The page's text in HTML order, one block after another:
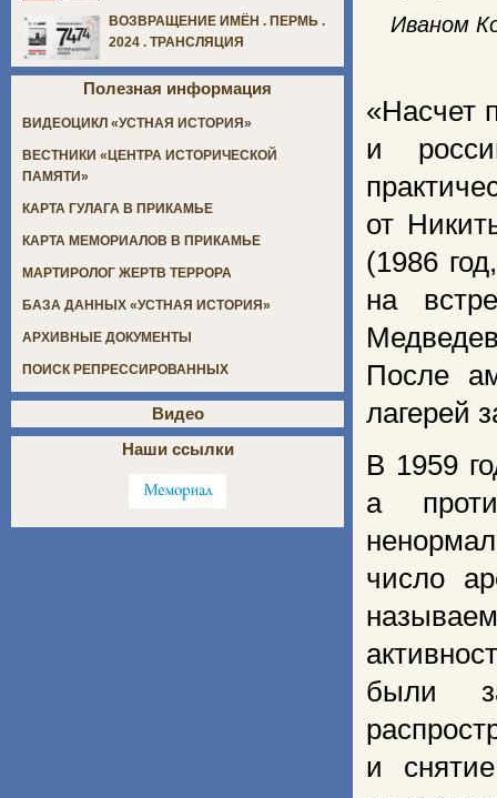
Иваном
«Насчет
и
от
(1986
на
После
лагерей
В 1959
а
число
были
и
ВОЗВРАЩЕНИЕ ИМЁН . ПЕРМЬ .
2024 . ТРАНСЛЯЦИЯ
Полезная информация
ВИДЕОЦИКЛ «УСТНАЯ ИСТОРИЯ»
ВЕСТНИКИ «ЦЕНТРА ИСТОРИЧЕСКОЙ
ПАМЯТИ»
КАРТА ГУЛАГА В ПРИКАМЬЕ
КАРТА МЕМОРИАЛОВ В ПРИКАМЬЕ
МАРТИРОЛОГ ЖЕРТВ ТЕРРОРА
БАЗА ДАННЫХ «УСТНАЯ ИСТОРИЯ»
АРХИВНЫЕ ДОКУМЕНТЫ
ПОИСК РЕПРЕССИРОВАННЫХ
Видео
Наши ссылки